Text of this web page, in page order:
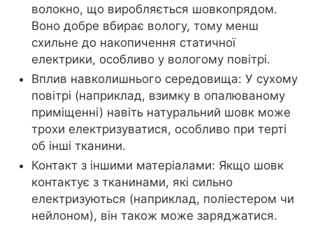
волокно, що виробляється шовкопрядом.
Воно добре вбирає вологу, тому менш
схильне до накопичення статичної
електрики, особливо у вологому повітрі.
Вплив навколишнього середовища: У сухому
повітрі (наприклад, взимку в опалюваному
приміщенні) навіть натуральний шовк може
трохи електризуватися, особливо при терті
об інші тканини.
Контакт з іншими матеріалами: Якщо шовк
контактує з тканинами, які сильно
електризуються (наприклад, поліестером чи
нейлоном), він також може заряджатися.